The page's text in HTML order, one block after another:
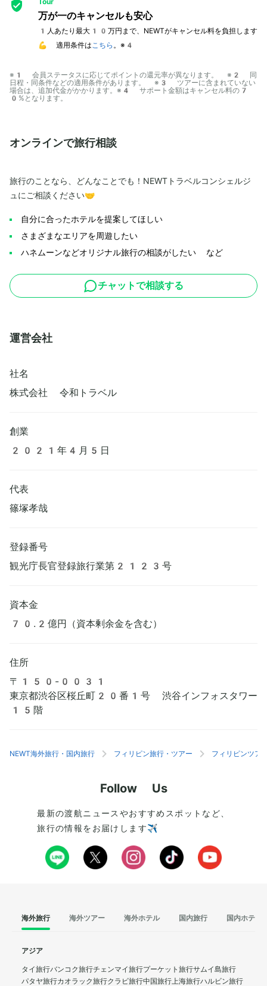
Tour
万が一のキャンセルも安心
1人あたり最大10万円まで、NEWTがキャンセル料を負担します
💪 適用条件はこちら 。※4
※1 会員ステータスに応じてポイントの還元率が異なります。 ※2 同
日程・同条件などの適用条件があります。 ※3 ツアーに含まれていない
場合は、追加代金がかかります。※4 サポート金額はキャンセル料の7
0%となります。
オンラインで旅行相談
旅行のことなら、どんなことでも！NEWTトラベルコンシェルジ
ュにご相談ください🤝
自分に合ったホテルを提案してほしい
さまざまなエリアを周遊したい
ハネムーンなどオリジナル旅行の相談がしたい など
チャットで相談する
運営会社
社名
株式会社 令和トラベル
創業
2021年4月5日
代表
篠塚孝哉
登録番号
観光庁長官登録旅行業第2123号
資本金
70.2億円（資本剰余金を含む）
住所
〒150-0031
東京都渋谷区桜丘町20番1号 渋谷インフォスタワー
15階
NEWT海外旅行・国内旅行 フィリピン旅行・ツアー フィリピンツア
Follow Us
最新の渡航ニュースやおすすめスポットなど、
旅行の情報をお届けします✈️
海外旅行 海外ツアー 海外ホテル 国内旅行 国内ホテル
アジア
タイ旅行バンコク旅行チェンマイ旅行プーケット旅行サムイ島旅行
パタヤ旅行カオラック旅行クラビ旅行中国旅行上海旅行ハルビン旅行